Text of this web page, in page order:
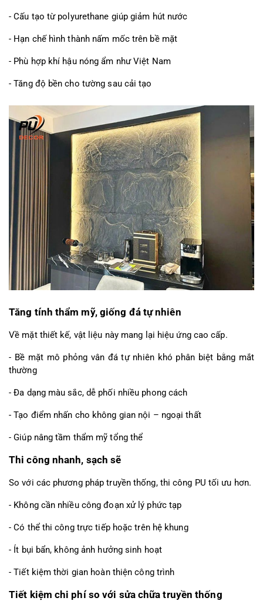
- Cấu tạo từ polyurethane giúp giảm hút nước
- Hạn chế hình thành nấm mốc trên bề mặt
- Phù hợp khí hậu nóng ẩm như Việt Nam
- Tăng độ bền cho tường sau cải tạo
Tăng tính thẩm mỹ, giống đá tự nhiên
Về mặt thiết kế, vật liệu này mang lại hiệu ứng cao cấp.
- Bề mặt mô phỏng vân đá tự nhiên khó phân biệt bằng mắt
thường
- Đa dạng màu sắc, dễ phối nhiều phong cách
- Tạo điểm nhấn cho không gian nội – ngoại thất
- Giúp nâng tầm thẩm mỹ tổng thể
Thi công nhanh, sạch sẽ
So với các phương pháp truyền thống, thi công PU tối ưu hơn.
- Không cần nhiều công đoạn xử lý phức tạp
- Có thể thi công trực tiếp hoặc trên hệ khung
- Ít bụi bẩn, không ảnh hưởng sinh hoạt
- Tiết kiệm thời gian hoàn thiện công trình
Tiết kiệm chi phí so với sửa chữa truyền thống